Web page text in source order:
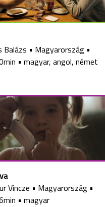
Balázs • Magyarország •
• magyar, angol, német
Vincze • Magyarország •
• magyar